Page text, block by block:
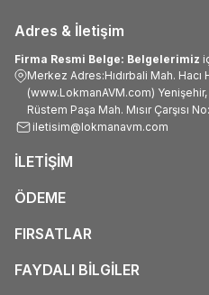
Adres & İletişim
Firma Resmi Belge: Belgelerimiz
Merkez Adres:Hıdırbali Mah.
(www.LokmanAVM.com)
Rüstem Paşa Mah. Mısır Çarşısı
iletisim@lokmanavm.com
İLETİŞİM
ÖDEME
FIRSATLAR
FAYDALI BİLGİLER